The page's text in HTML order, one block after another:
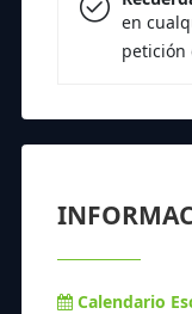
en
petición
Calendario